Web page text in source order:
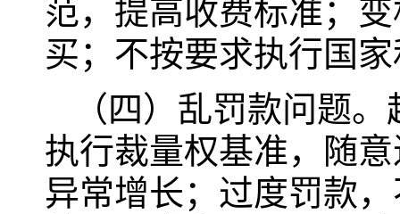
范，提高收费标准；
买；不按要求执行国
（四）乱罚款问题
执行裁量权基准，随
异常增长；过度罚款